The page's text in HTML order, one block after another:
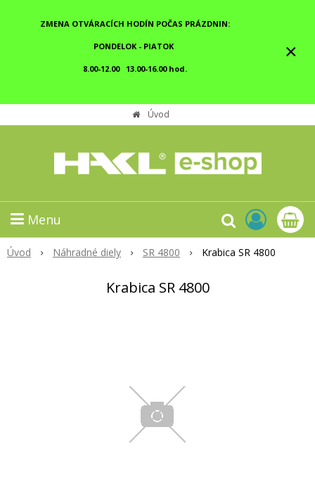
ZMENA OTVÁRACÍCH HODÍN POČAS PRÁZDNIN:
PONDELOK - PIATOK
8.00-12.00 13.00-16.00 hod.
×
Úvod
Menu
Úvod Náhradné diely SR 4800 Krabica SR 4800
Krabica SR 4800